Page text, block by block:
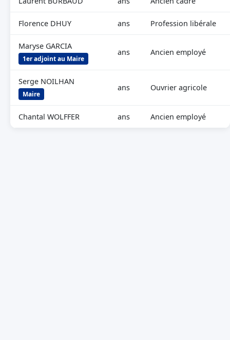
Florence DHUY ans Profession libérale
Maryse GARCIA
1er adjoint au Maire
ans Ancien employé
Serge NOILHAN
Maire
ans Ouvrier agricole
Chantal WOLFFER ans Ancien employé